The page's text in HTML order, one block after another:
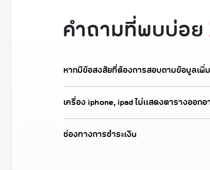
คำถามที่พบบ่อย
หากมีข้อสงสัยที่ต้องการสอบถามข้อมูลเพิ่
เครื่อง iphone, ipad ไม่แสดงตารางออกอ
ช่องทางการชำระเงิน